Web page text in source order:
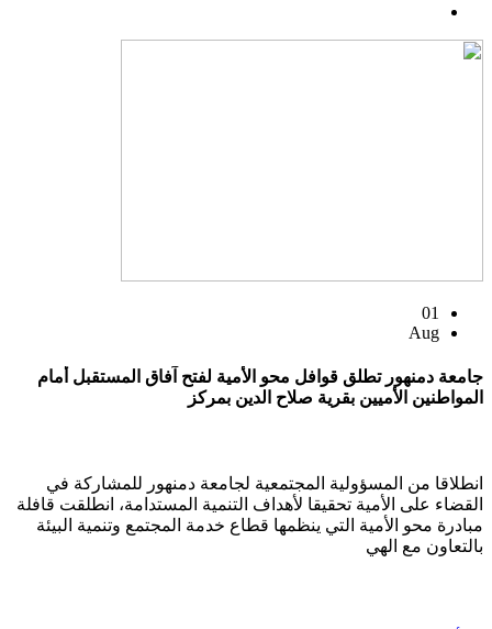
01
Aug
جامعة دمنهور تطلق قوافل محو الأمية لفتح آفاق المستقبل أمام
المواطنين الأميين بقرية صلاح الدين بمركز
انطلاقا من المسؤولية المجتمعية لجامعة دمنهور للمشاركة في
القضاء على الأمية تحقيقا لأهداف التنمية المستدامة، انطلقت قافلة
مبادرة محو الأمية التي ينظمها قطاع خدمة المجتمع وتنمية البيئة
بالتعاون مع الهي